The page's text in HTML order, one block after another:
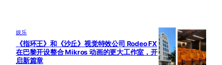
娱乐
《指环王》和《沙丘》视觉特效公司 Rodeo FX
在巴黎开设整合 Mikros 动画的更大工作室，开
启新篇章